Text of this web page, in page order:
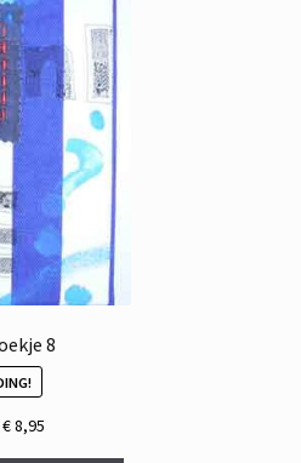
8
Oorspronkelijke
€8,95Huidige